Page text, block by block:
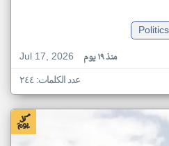
Politics
Jul 17, 2026
منذ ١٩ يوم
عدد الكلمات: ٢٤٤